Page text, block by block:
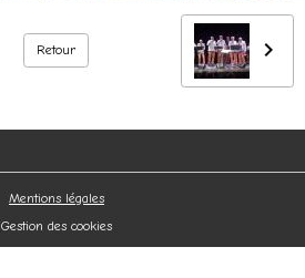
Retour
Mentions légales
Gestion des cookies